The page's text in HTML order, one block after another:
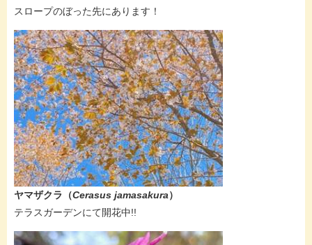
スロープのぼった先にあります！
ヤマザクラ（Cerasus jamasakura）
テラスガーデンにて開花中!!